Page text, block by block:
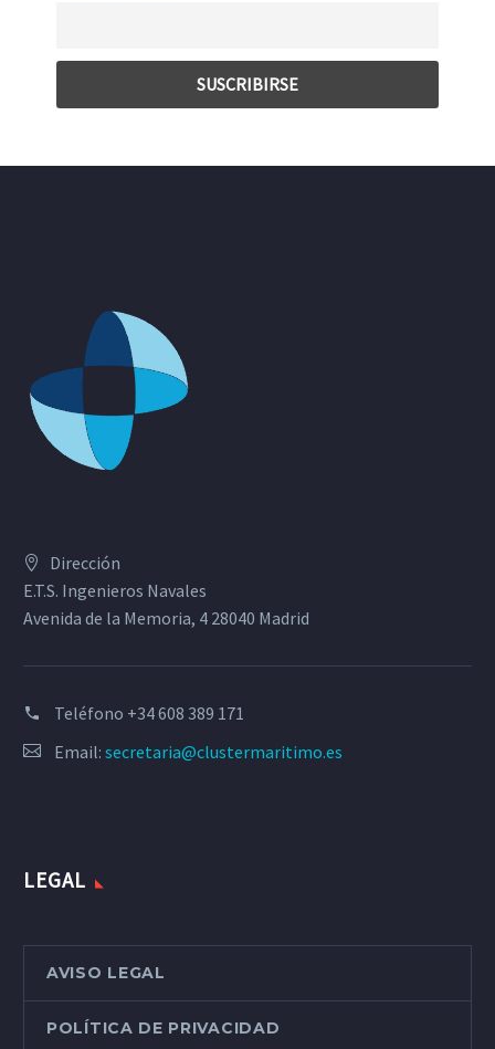
Dirección
E.T.S. Ingenieros Navales
Avenida de la Memoria, 4 28040 Madrid
Teléfono +34 608 389 171
Email: secretaria@clustermaritimo.es
LEGAL
AVISO LEGAL
POLÍTICA DE PRIVACIDAD